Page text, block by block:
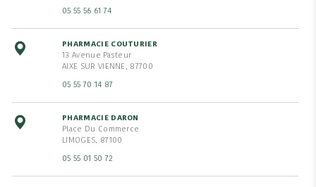
05 55 56 61 74
PHARMACIE COUTURIER
13 Avenue Pasteur
AIXE SUR VIENNE, 87700
05 55 70 14 87
PHARMACIE DARON
Place Du Commerce
LIMOGES, 87100
05 55 01 50 72